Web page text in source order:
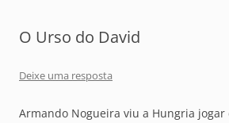
O Urso do David
Deixe uma resposta
Armando Nogueira viu a Hungria jogar